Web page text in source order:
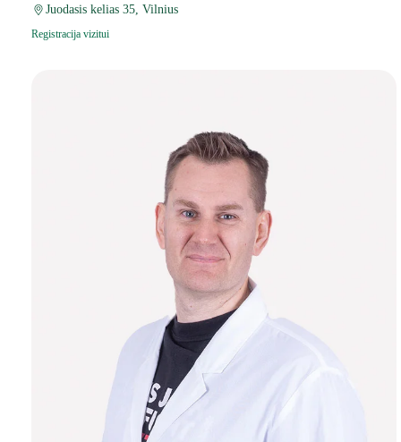
Juodasis kelias 35, Vilnius
Registracija vizitui